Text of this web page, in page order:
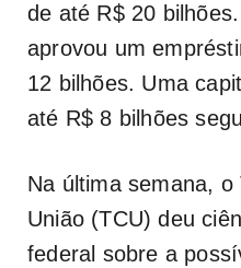
de até R$ 20
aprovou um
12 bilhões. Uma
até R$ 8 bilhões
Na última semana,
União (TCU) deu
federal sobre a